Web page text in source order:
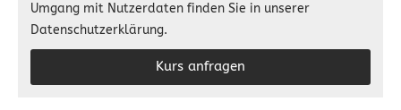
Umgang mit Nutzerdaten finden Sie in unserer
Datenschutzerklärung.
Kurs anfragen